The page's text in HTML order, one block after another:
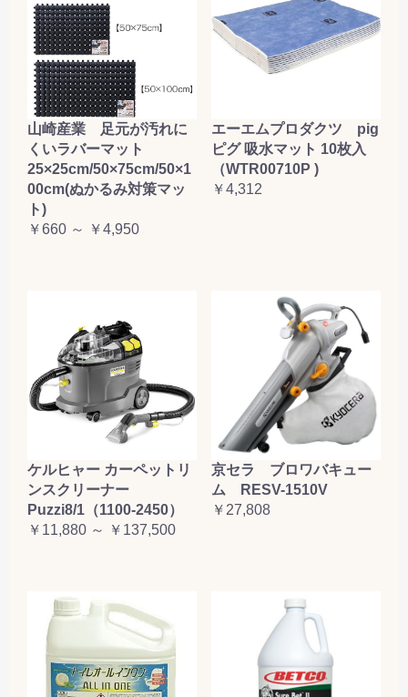
山崎産業 足元が汚れに
くいラバーマット
25×25cm/50×75cm/50×1
00cm(ぬかるみ対策マッ
ト)
￥660 ～ ￥4,950
エーエムプロダクツ pig
ピグ 吸水マット 10枚入
（WTR00710P )
￥4,312
ケルヒャー カーペットリ
ンスクリーナー
Puzzi8/1（1100-2450）
￥11,880 ～ ￥137,500
京セラ ブロワバキュー
ム RESV-1510V
￥27,808